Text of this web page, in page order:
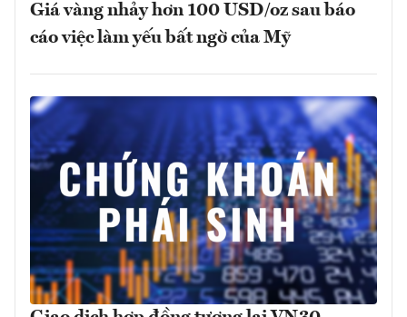
Giá vàng nhảy hơn 100 USD/oz sau báo
cáo việc làm yếu bất ngờ của Mỹ